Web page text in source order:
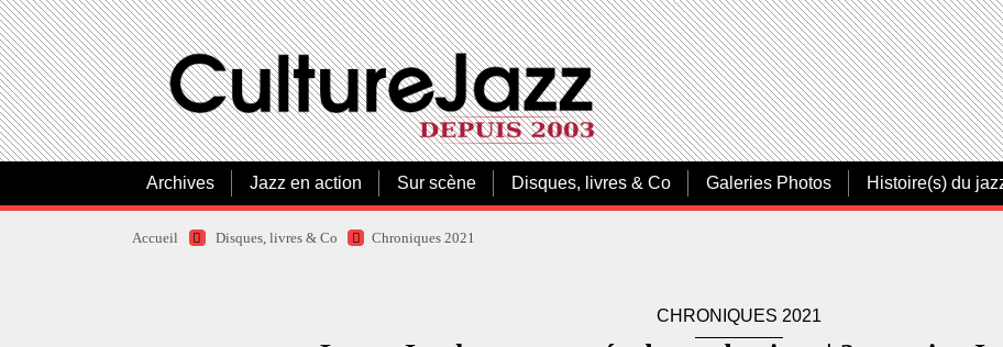
Archives Jazz en action Sur scène Disques, livres & Co Galeries Photos Histoire(s) du
Accueil Disques, livres & Co Chroniques 2021
CHRONIQUES 2021